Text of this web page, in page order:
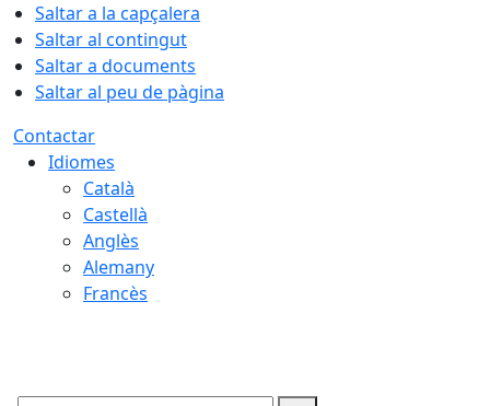
Saltar a la capçalera
Saltar al contingut
Saltar a documents
Saltar al peu de pàgina
Contactar
Idiomes
Català
Castellà
Anglès
Alemany
Francès